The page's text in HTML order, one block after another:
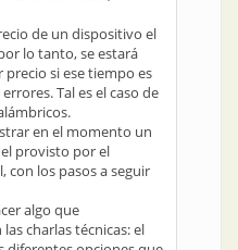
de un dispositivo el
lo tanto, se estará
si ese tiempo es
Tal es el caso de
en el momento un
provisto por el
con los pasos a seguir
algo que
charlas técnicas: el